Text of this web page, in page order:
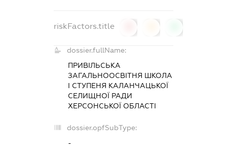
riskFactors.title
dossier.fullName:
ПРИВІЛЬСЬКА
ЗАГАЛЬНООСВІТНЯ ШКОЛА
І СТУПЕНЯ КАЛАНЧАЦЬКОЇ
СЕЛИЩНОЇ РАДИ
ХЕРСОНСЬКОЇ ОБЛАСТІ
dossier.opfSubType:
-